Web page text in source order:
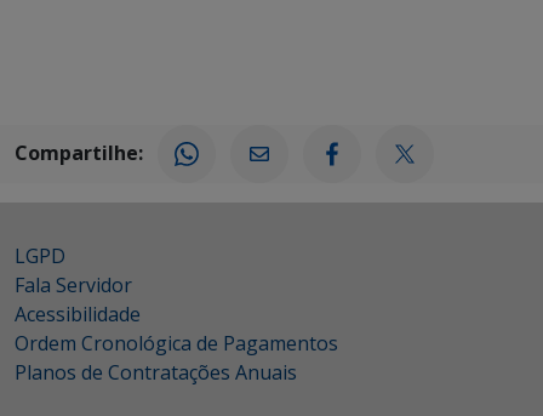
Compartilhe:
LGPD
Fala Servidor
Acessibilidade
Ordem Cronológica de Pagamentos
Planos de Contratações Anuais